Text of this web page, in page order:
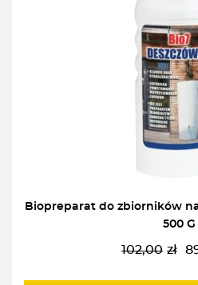
Biopreparat do zbiorników na
500 G
102,00 zł